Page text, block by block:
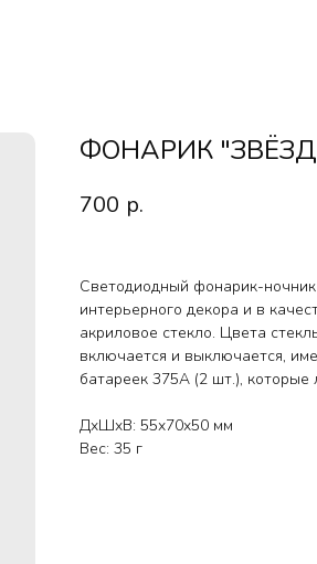
ФОНАРИК
700 р.
Светодиодный фонарик-
интерьерного декора и в
акриловое стекло. Цвета
включается и выключается,
батареек 375A (2 шт.), которые
ДxШxВ: 55x70x50 мм
Вес: 35 г